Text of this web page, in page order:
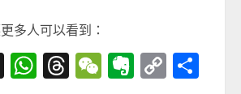
多人可以看到：
X WhatsApp
Threads
WeChat
Evernote
Copy